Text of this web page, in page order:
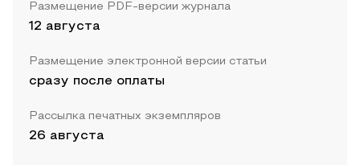
Размещение PDF-версии журнала
12 августа
Размещение электронной версии статьи
сразу после оплаты
Рассылка печатных экземпляров
26 августа